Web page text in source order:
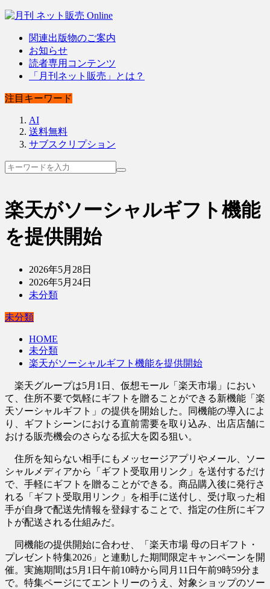
関連出版物のご案内
お知らせ
読者専用コンテンツ
「月刊ネット販売」とは？
注目キーワード
AI
送料無料
サブスクリプション
楽天がソーシャルギフト機能
を提供開始
2026年5月28日
2026年5月24日
未分類
未分類
HOME
未分類
楽天がソーシャルギフト機能を提供開始
楽天グループは5月1日、仮想モール「楽天市場」におい
て、住所不要で気軽にギフトを贈ることができる新機能「楽
天ソーシャルギフト」の提供を開始した。同機能の導入によ
り、ギフトシーンにおける直前需要を取り込み、出店店舗に
おける販売機会のさらなる拡大を図る狙い。
住所を知らない相手にもメッセージアプリやメール、ソー
シャルメディアから「ギフト受取用リンク」を送付するだけ
で、手軽にギフトを贈ることができる。商品購入後に発行さ
れる「ギフト受取用リンク」を相手に送付し、受け取った相
手が自身で配送先情報を登録することで、指定の住所にギフ
トが配送される仕組みだ。
同機能の提供開始に合わせ、「楽天市場 母の日ギフト・
プレゼント特集2026」と連動した期間限定キャンペーンを開
催。実施期間は5月1日午前10時から同月11日午前9時59分ま
で。特集ページにてエントリーのうえ、対象ショップのソー